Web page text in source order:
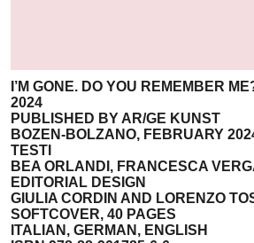
I’M GONE. DO YOU REMEMBER
2024
PUBLISHED BY AR/GE KUNST
BOZEN-BOLZANO, FEBRUARY
TESTI
BEA ORLANDI, FRANCESCA
EDITORIAL DESIGN
GIULIA CORDIN AND LORENZO
SOFTCOVER, 40 PAGES
ITALIAN, GERMAN, ENGLISH